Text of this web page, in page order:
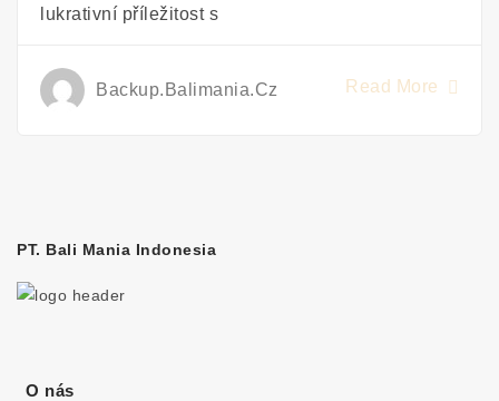
lukrativní příležitost s
Backup.balimania.cz Read More
PT. Bali Mania Indonesia
O nás